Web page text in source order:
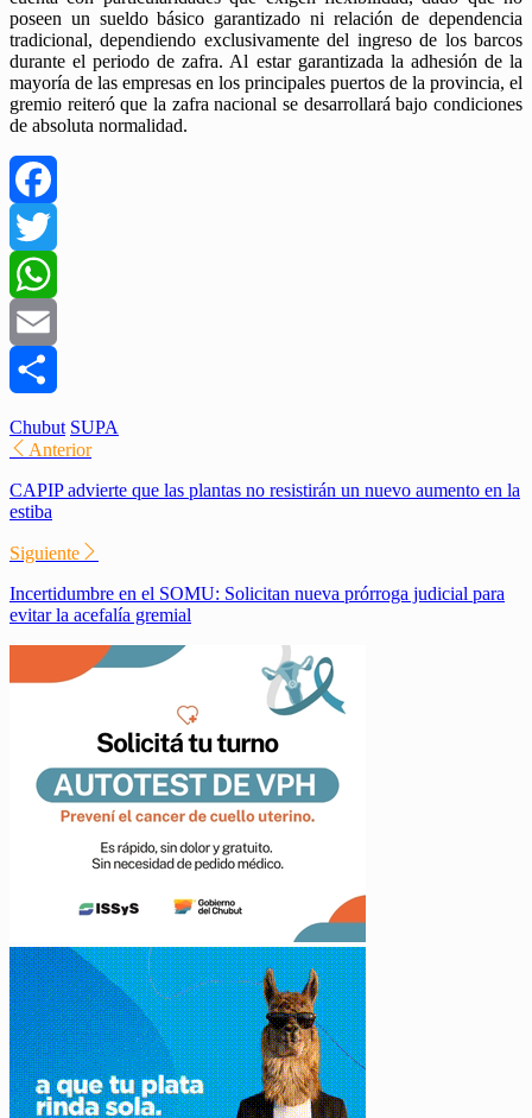
poseen un sueldo básico garantizado ni relación de dependencia
tradicional, dependiendo exclusivamente del ingreso de los barcos
durante el periodo de zafra. Al estar garantizada la adhesión de la
mayoría de las empresas en los principales puertos de la provincia, el
gremio reiteró que la zafra nacional se desarrollará bajo condiciones
de absoluta normalidad.
Facebook
Twitter
WhatsApp
Email
Compartir
Chubut SUPA
Anterior
CAPIP advierte que las plantas no resistirán un nuevo aumento en la
estiba
Siguiente
Incertidumbre en el SOMU: Solicitan nueva prórroga judicial para
evitar la acefalía gremial